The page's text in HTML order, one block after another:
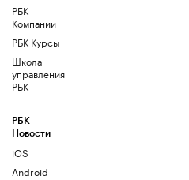
РБК
Компании
РБК Курсы
Школа
управления
РБК
РБК
Новости
iOS
Android